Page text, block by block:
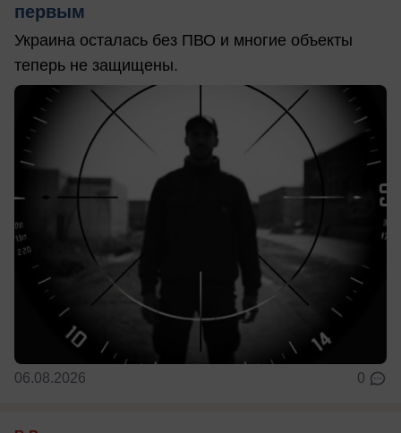
первым
Украина осталась без ПВО и многие объекты
теперь не защищены.
06.08.2026 0